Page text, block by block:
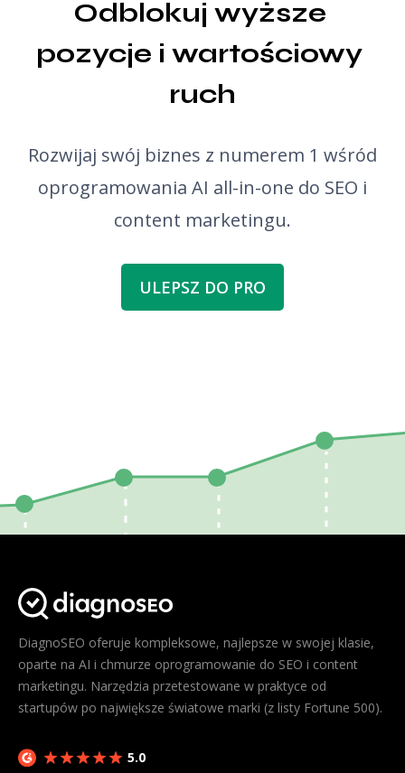
Odblokuj wyższe
pozycje i wartościowy
ruch
Rozwijaj swój biznes z numerem 1 wśród
oprogramowania AI all-in-one do SEO i
content marketingu.
ULEPSZ DO PRO
DiagnoSEO oferuje kompleksowe, najlepsze w swojej klasie,
oparte na AI i chmurze oprogramowanie do SEO i content
marketingu. Narzędzia przetestowane w praktyce od
startupów po największe światowe marki (z listy Fortune 500).
5.0